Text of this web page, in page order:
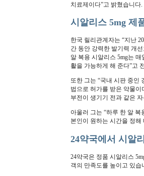
치료제이다”고 밝혔습니다.
시알리스 5mg 제
한국 릴리관계자는 “지난
간 동안 강력한 발기력 개
알 복용 시알리스 5mg는
활을 가능하게 해 준다”고
또한 그는 “국내 시판 중인
법으로 허가를 받은 약물
부전이 생기기 전과 같은
아울러 그는 “하루 한 알
본인이 원하는 시간을 정
24약국에서 시알
24약국은 정품 시알리스
객의 만족도를 높이고 있